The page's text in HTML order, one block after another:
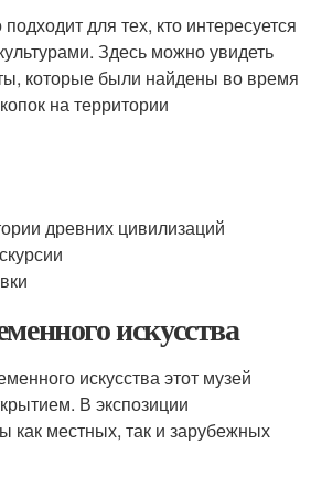
для тех, кто интересуется
Здесь можно увидеть
которые были найдены во время
на территории
древних цивилизаций
искусства
искусства этот музей
В экспозиции
как местных, так и зарубежных